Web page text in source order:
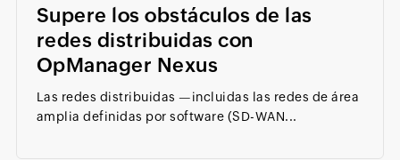
Supere los obstáculos de las
redes distribuidas con
OpManager Nexus
Las redes distribuidas —incluidas las redes de área
amplia definidas por software (SD-WAN...